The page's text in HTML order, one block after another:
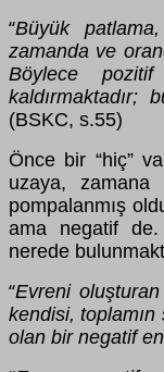
“Büyük
zamanda ve
Böylece
(BSKC, s.55)
Önce bir “hiç”
uzaya,
pompalanmış
ama negatif
nerede
“Evreni
kendisi, toplamın
olan bir negatif